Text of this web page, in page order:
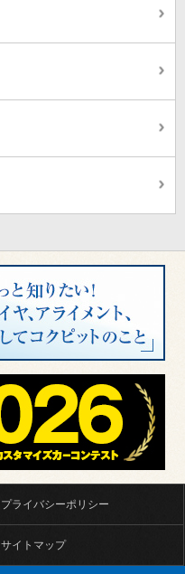
プライバシーポリシー
サイトマップ